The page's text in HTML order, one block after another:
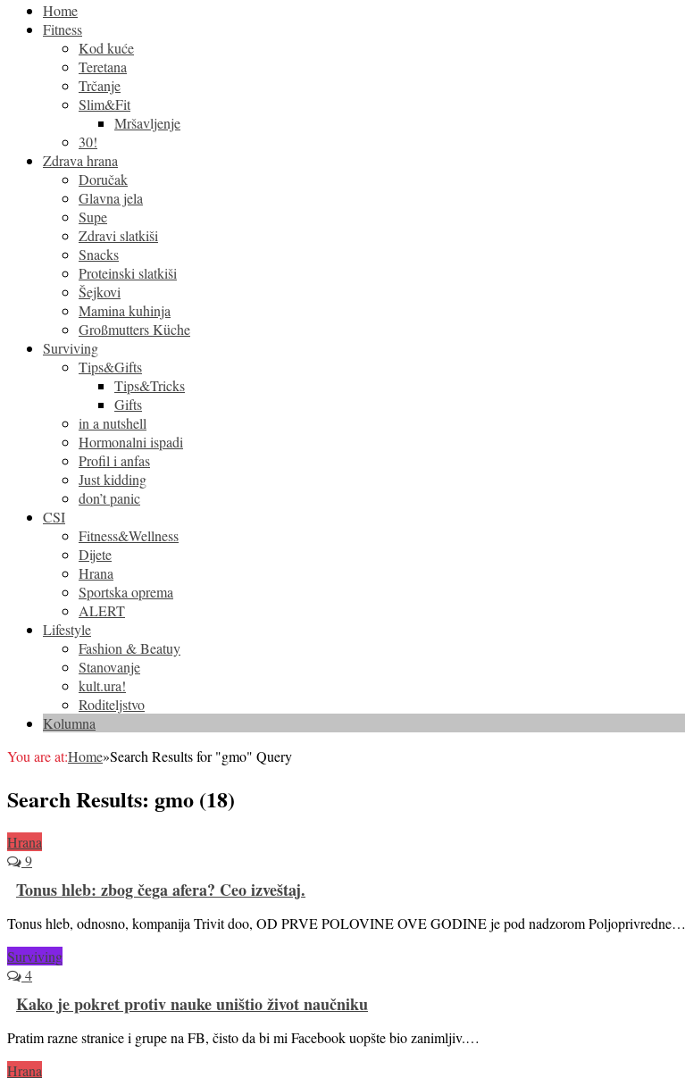
Home
Fitness
Kod kuće
Teretana
Trčanje
Slim&Fit
Mršavljenje
30!
Zdrava hrana
Doručak
Glavna jela
Supe
Zdravi slatkiši
Snacks
Proteinski slatkiši
Šejkovi
Mamina kuhinja
Großmutters Küche
Surviving
Tips&Gifts
Tips&Tricks
Gifts
in a nutshell
Hormonalni ispadi
Profil i anfas
Just kidding
don’t panic
CSI
Fitness&Wellness
Dijete
Hrana
Sportska oprema
ALERT
Lifestyle
Fashion & Beatuy
Stanovanje
kult.ura!
Roditeljstvo
Kolumna
You are at:Home»Search Results for "gmo" Query
Search Results: gmo (18)
Hrana
9
Tonus hleb: zbog čega afera? Ceo izveštaj.
Tonus hleb, odnosno, kompanija Trivit doo, OD PRVE POLOVINE OVE GODINE je pod nadzorom Poljoprivredne…
Surviving
4
Kako je pokret protiv nauke uništio život naučniku
Pratim razne stranice i grupe na FB, čisto da bi mi Facebook uopšte bio zanimljiv.…
Hrana